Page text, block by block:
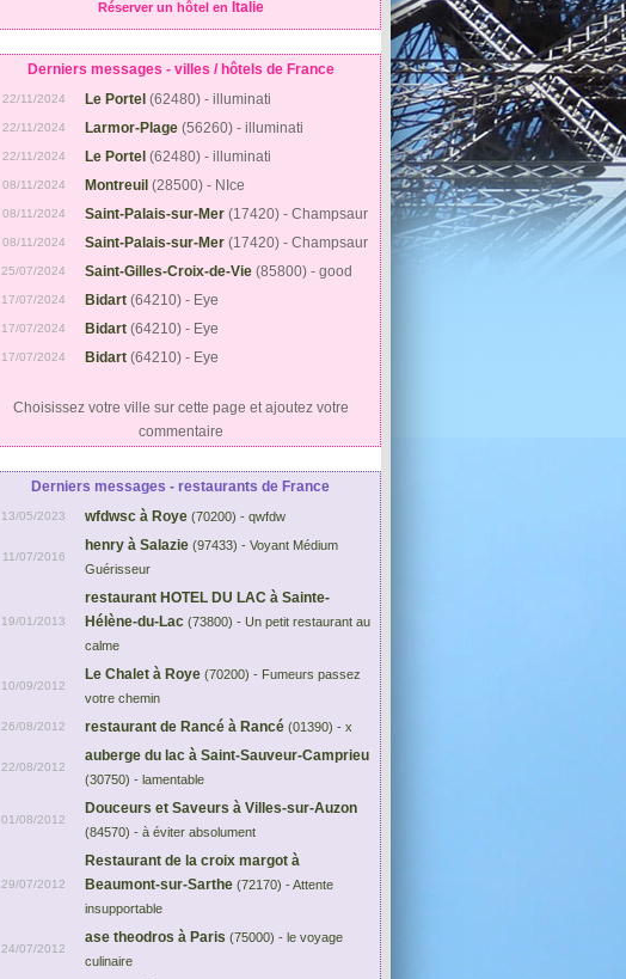
Réserver un hôtel en Italie
Derniers messages - villes / hôtels de France
22/11/2024 Le Portel (62480) - illuminati
22/11/2024 Larmor-Plage (56260) - illuminati
22/11/2024 Le Portel (62480) - illuminati
08/11/2024 Montreuil (28500) - NIce
08/11/2024 Saint-Palais-sur-Mer (17420) - Champsaur
08/11/2024 Saint-Palais-sur-Mer (17420) - Champsaur
25/07/2024 Saint-Gilles-Croix-de-Vie (85800) - good
17/07/2024 Bidart (64210) - Eye
17/07/2024 Bidart (64210) - Eye
17/07/2024 Bidart (64210) - Eye
Choisissez votre ville sur cette page et ajoutez votre
commentaire
Derniers messages - restaurants de France
13/05/2023 wfdwsc à Roye (70200) - qwfdw
11/07/2016
henry à Salazie (97433) - Voyant Médium
Guérisseur
19/01/2013
restaurant HOTEL DU LAC à Sainte-
Hélène-du-Lac (73800) - Un petit restaurant au
calme
10/09/2012
Le Chalet à Roye (70200) - Fumeurs passez
votre chemin
26/08/2012 restaurant de Rancé à Rancé (01390) - x
22/08/2012
auberge du lac à Saint-Sauveur-Camprieu
(30750) - lamentable
01/08/2012
Douceurs et Saveurs à Villes-sur-Auzon
(84570) - à éviter absolument
29/07/2012
Restaurant de la croix margot à
Beaumont-sur-Sarthe (72170) - Attente
insupportable
24/07/2012
ase theodros à Paris (75000) - le voyage
culinaire